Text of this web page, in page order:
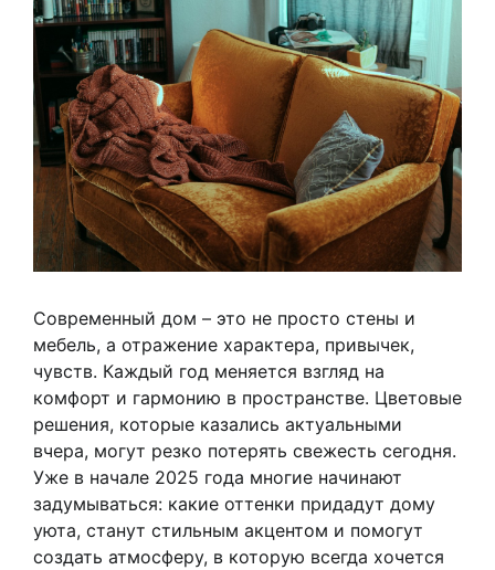
Современный дом – это не просто стены и
мебель, а отражение характера, привычек,
чувств. Каждый год меняется взгляд на
комфорт и гармонию в пространстве. Цветовые
решения, которые казались актуальными
вчера, могут резко потерять свежесть сегодня.
Уже в начале 2025 года многие начинают
задумываться: какие оттенки придадут дому
уюта, станут стильным акцентом и помогут
создать атмосферу, в которую всегда хочется